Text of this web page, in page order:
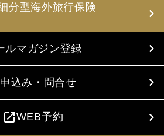
分型海外旅行保険
ルマガジン登録
込み・問合せ
open_in_newWEB予約